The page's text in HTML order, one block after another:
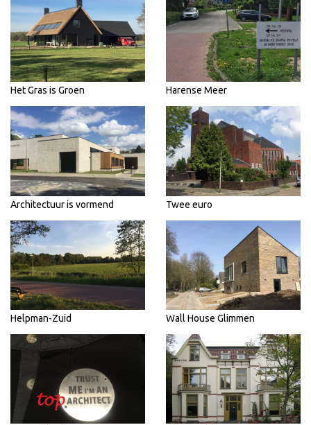
Het Gras is Groen Harense Meer
Architectuur is vormend Twee euro
Helpman-Zuid Wall House Glimmen